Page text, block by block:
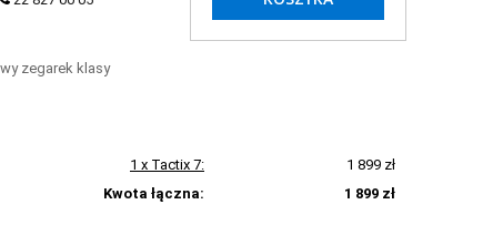
zegarek klasy
1 x Tactix 7:
1 899 zł
Kwota łączna:
1 899 zł